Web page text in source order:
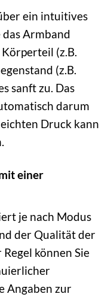
ein intuitives
das Armband
(z.B.
(z.B.
sanft zu. Das
darum
Druck kann
einer
je nach Modus
der Qualität der
können Sie
Angaben zur